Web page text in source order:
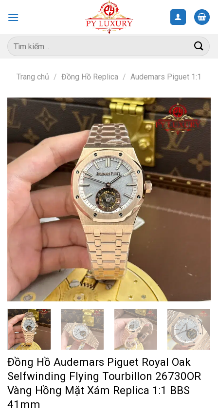
Tìm
kiếm:
Trang chủ / Đồng Hồ Replica / Audemars Piguet 1:1
Đồng Hồ Audemars Piguet Royal Oak
Selfwinding Flying Tourbillon 26730OR
Vàng Hồng Mặt Xám Replica 1:1 BBS
41mm